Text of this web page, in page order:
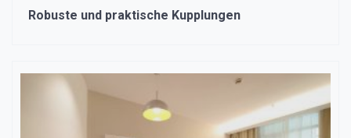
Robuste und praktische Kupplungen